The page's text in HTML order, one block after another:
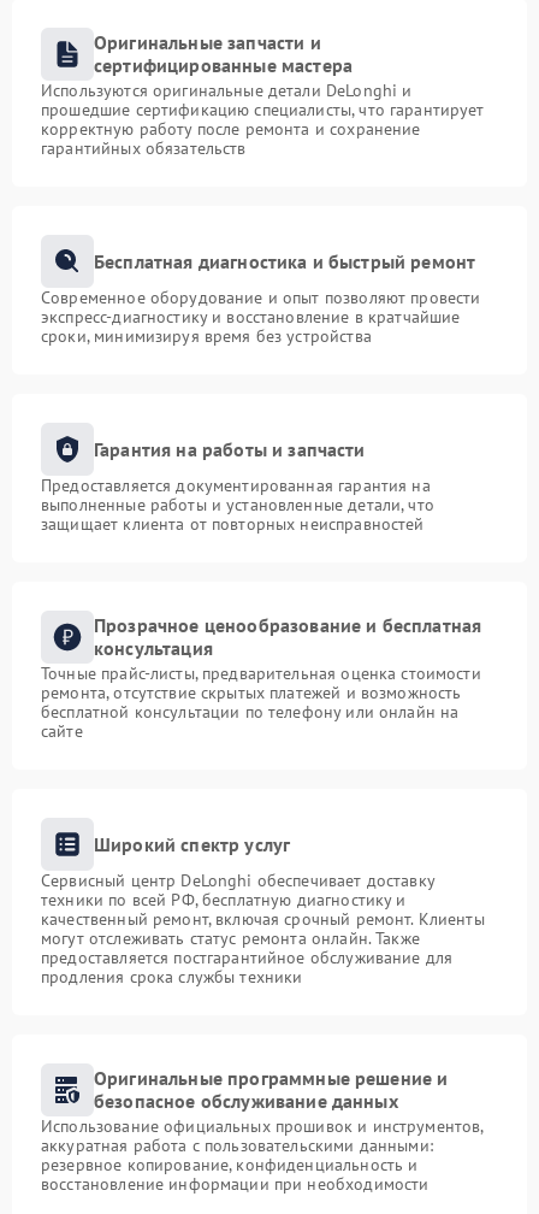
Оригинальные запчасти и
сертифицированные мастера
Используются оригинальные детали DeLonghi и
прошедшие сертификацию специалисты, что гарантирует
корректную работу после ремонта и сохранение
гарантийных обязательств
Бесплатная диагностика и быстрый ремонт
Современное оборудование и опыт позволяют провести
экспресс-диагностику и восстановление в кратчайшие
сроки, минимизируя время без устройства
Гарантия на работы и запчасти
Предоставляется документированная гарантия на
выполненные работы и установленные детали, что
защищает клиента от повторных неисправностей
Прозрачное ценообразование и бесплатная
консультация
Точные прайс-листы, предварительная оценка стоимости
ремонта, отсутствие скрытых платежей и возможность
бесплатной консультации по телефону или онлайн на
сайте
Широкий спектр услуг
Сервисный центр DeLonghi обеспечивает доставку
техники по всей РФ, бесплатную диагностику и
качественный ремонт, включая срочный ремонт. Клиенты
могут отслеживать статус ремонта онлайн. Также
предоставляется постгарантийное обслуживание для
продления срока службы техники
Оригинальные программные решение и
безопасное обслуживание данных
Использование официальных прошивок и инструментов,
аккуратная работа с пользовательскими данными:
резервное копирование, конфиденциальность и
восстановление информации при необходимости